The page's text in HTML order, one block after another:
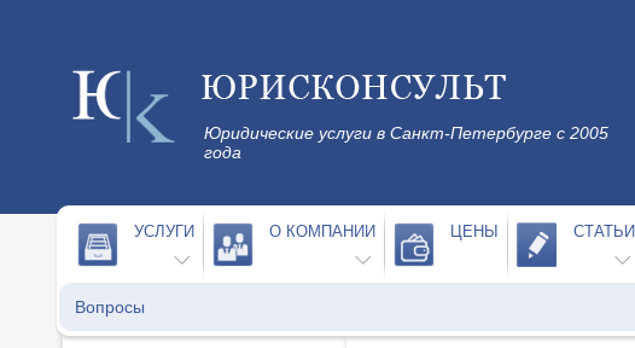
Юридические услуги в Санкт-Петербурге с 2005
года
УСЛУГИ О КОМПАНИИ ЦЕНЫ СТАТЬИ
Вопросы